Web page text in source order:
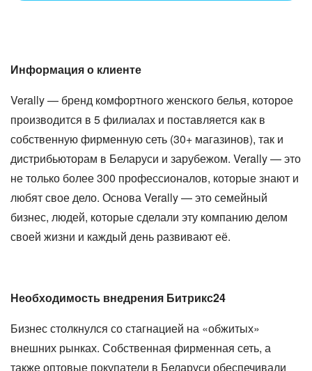
Информация о клиенте
Verally — бренд комфортного женского белья, которое
производится в 5 филиалах и поставляется как в
собственную фирменную сеть (30+ магазинов), так и
дистрибьюторам в Беларуси и зарубежом. Verally — это
не только более 300 профессионалов, которые знают и
любят свое дело. Основа Verally — это семейный
бизнес, людей, которые сделали эту компанию делом
своей жизни и каждый день развивают её.
Необходимость внедрения Битрикс24
Бизнес столкнулся со стагнацией на «обжитых»
внешних рынках. Собственная фирменная сеть, а
также оптовые покупатели в Беларуси обеспечивали